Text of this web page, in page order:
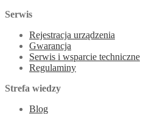
Serwis
Rejestracja urządzenia
Gwarancja
Serwis i wsparcie techniczne
Regulaminy
Strefa wiedzy
Blog